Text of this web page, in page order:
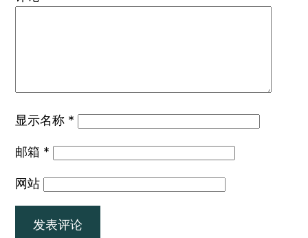
显示名称 *
邮箱 *
网站